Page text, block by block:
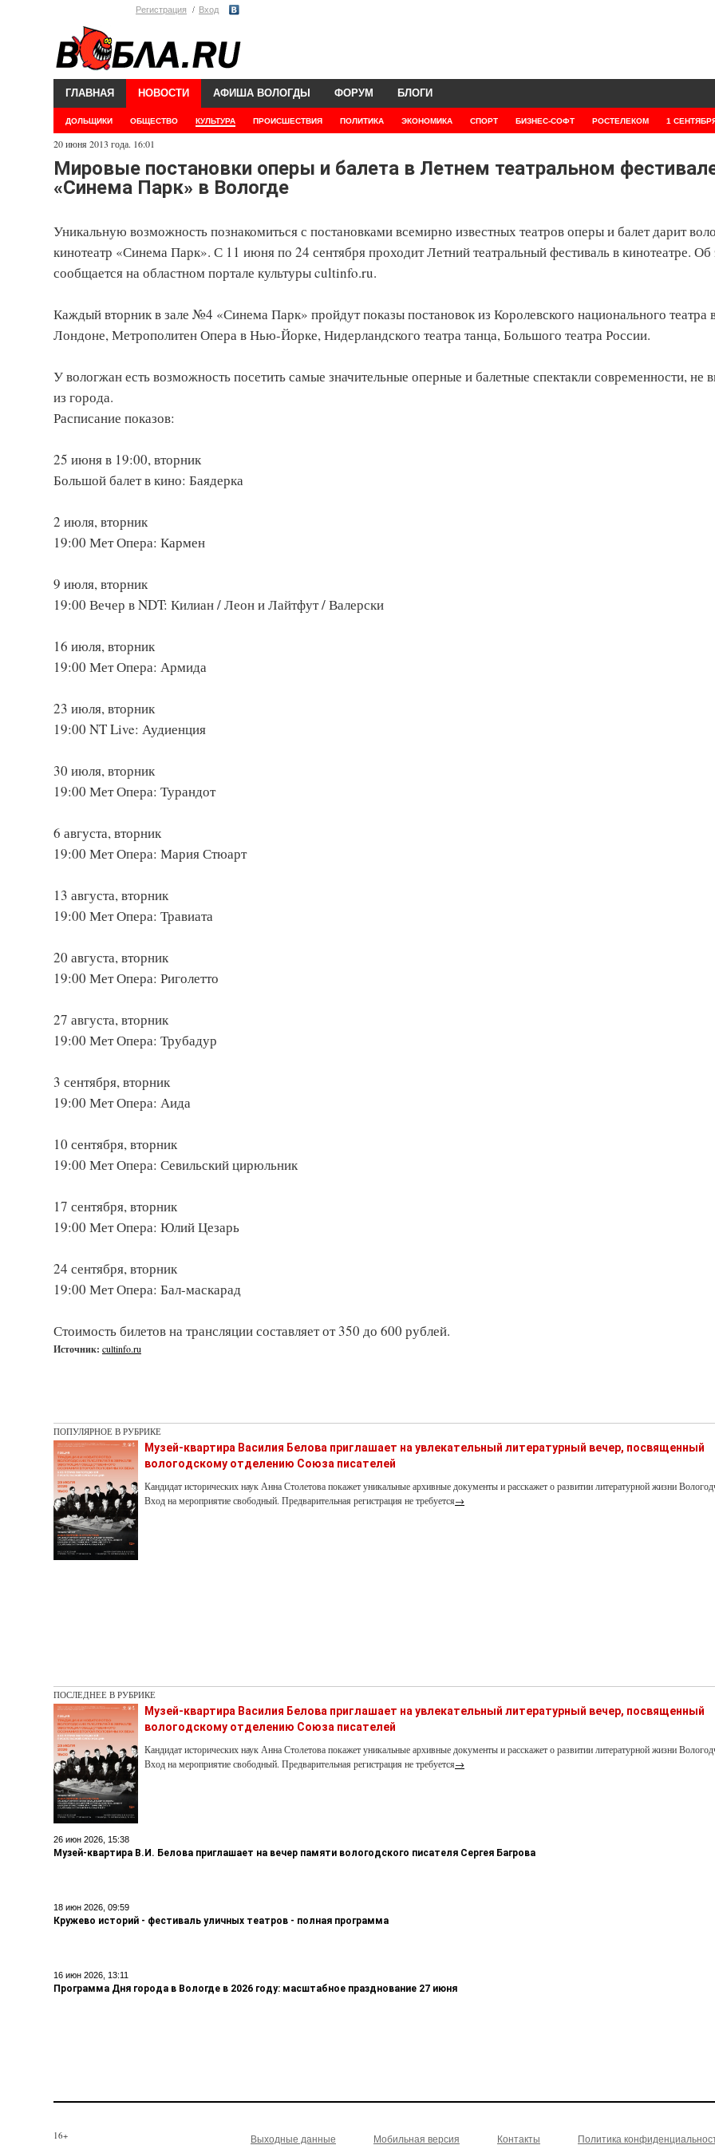
Регистрация Вход
ГЛАВНАЯ НОВОСТИ
ДОЛЬЩИКИ ОБЩЕСТВО КУЛЬТУРА ПРОИСШЕСТВИЯ ПОЛИТИКА ЭКОНОМИКА СПОРТ БИЗНЕС-СОФТ РОСТЕЛЕКОМ 1
АФИША ВОЛОГДЫ ФОРУМ БЛОГИ
20 июня 2013 года. 16:01
Мировые постановки оперы и балета в Летнем театральном
«Синема Парк» в Вологде
Уникальную возможность познакомиться с постановками всемирно известных театров оперы и балет дарит
кинотеатр «Синема Парк». С 11 июня по 24 сентября проходит Летний театральный фестиваль в кинотеатре. Об
сообщается на областном портале культуры cultinfo.ru.
Каждый вторник в зале №4 «Синема Парк» пройдут показы постановок из Королевского национального театра
Лондоне, Метрополитен Опера в Нью-Йорке, Нидерландского театра танца, Большого театра России.
У вологжан есть возможность посетить самые значительные оперные и балетные спектакли современности, не
из города.
Расписание показов:
25 июня в 19:00, вторник
Большой балет в кино: Баядерка
2 июля, вторник
19:00 Мет Опера: Кармен
9 июля, вторник
19:00 Вечер в NDT: Килиан / Леон и Лайтфут / Валерски
16 июля, вторник
19:00 Мет Опера: Армида
23 июля, вторник
19:00 NT Live: Аудиенция
30 июля, вторник
19:00 Мет Опера: Турандот
6 августа, вторник
19:00 Мет Опера: Мария Стюарт
13 августа, вторник
19:00 Мет Опера: Травиата
20 августа, вторник
19:00 Мет Опера: Риголетто
27 августа, вторник
19:00 Мет Опера: Трубадур
3 сентября, вторник
19:00 Мет Опера: Аида
10 сентября, вторник
19:00 Мет Опера: Севильский цирюльник
17 сентября, вторник
19:00 Мет Опера: Юлий Цезарь
24 сентября, вторник
19:00 Мет Опера: Бал-маскарад
Стоимость билетов на трансляции составляет от 350 до 600 рублей.
Источник: cultinfo.ru
ПОПУЛЯРНОЕ В РУБРИКЕ
Музей-квартира Василия Белова приглашает на увлекательный литературный вечер, посвященный
вологодскому отделению Союза писателей
Кандидат исторических наук Анна Столетова покажет уникальные архивные документы и расскажет о развитии литературной жизни
Вход на мероприятие свободный. Предварительная регистрация не требуется→
ПОСЛЕДНЕЕ В РУБРИКЕ
Музей-квартира Василия Белова приглашает на увлекательный литературный вечер, посвященный
вологодскому отделению Союза писателей
Кандидат исторических наук Анна Столетова покажет уникальные архивные документы и расскажет о развитии литературной жизни
Вход на мероприятие свободный. Предварительная регистрация не требуется→
26 июн 2026, 15:38
Музей-квартира В.И. Белова приглашает на вечер памяти вологодского писателя Сергея Багрова
18 июн 2026, 09:59
Кружево историй - фестиваль уличных театров - полная программа
16 июн 2026, 13:11
Программа Дня города в Вологде в 2026 году: масштабное празднование 27 июня
16+ Выходные данные Мобильная версия Контакты Политика